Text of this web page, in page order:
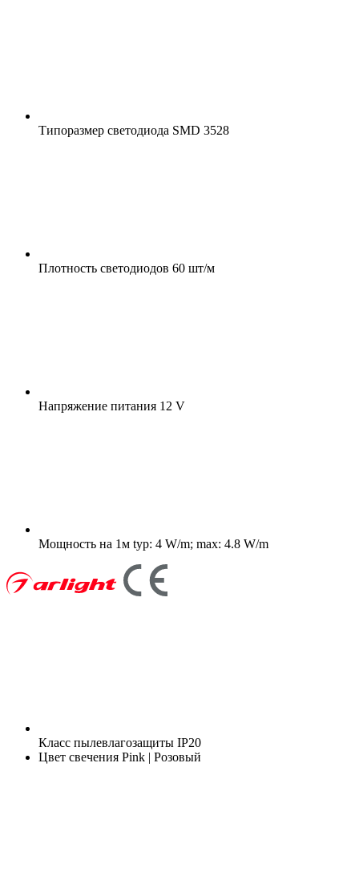
Типоразмер светодиода SMD 3528
Плотность светодиодов 60 шт/м
Напряжение питания 12 V
Мощность на 1м typ: 4 W/m; max: 4.8 W/m
Класс пылевлагозащиты IP20
Цвет свечения Pink | Розовый